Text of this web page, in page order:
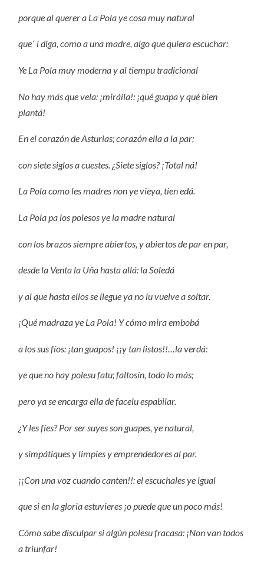
porque al querer a La Pola ye cosa muy natural
que´ i diga, como a una madre, algo que quiera escuchar:
Ye La Pola muy moderna y al tiempu tradicional
No hay más que vela: ¡miráila!: ¡qué guapa y qué bien
plantá!
En el corazón de Asturias; corazón ella a la par;
con siete siglos a cuestes. ¿Siete siglos? ¡Total ná!
La Pola como les madres non ye vieya, tien edá.
La Pola pa los polesos ye la madre natural
con los brazos siempre abiertos, y abiertos de par en par,
desde la Venta la Uña hasta allá: la Soledá
y al que hasta ellos se llegue ya no lu vuelve a soltar.
¡Qué madraza ye La Pola! Y cómo mira embobá
a los sus fíos: ¡tan guapos! ¡¡y tan listos!!…la verdá:
ye que no hay polesu fatu; faltosín, todo lo más;
pero ya se encarga ella de facelu espabilar.
¿Y les fíes? Por ser suyes son guapes, ye natural,
y simpátiques y limpies y emprendedores al par.
¡¡Con una voz cuando canten!!: el escuchales ye igual
que si en la gloria estuvieres ¡o puede que un poco más!
Cómo sabe disculpar si algún polesu fracasa: ¡Non van todos
a triunfar!